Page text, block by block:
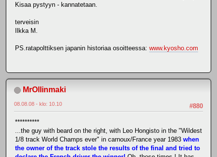
Kisaa pystyyn - kannatetaan.
terveisin
Ilkka M.
PS.ratapolttiksen japanin historiaa osoitteessa: www.kyosho.com
MrOllinmaki
#880
08.08.08 - klo: 10.10
**********
...the guy with beard on the right, with Leo Hongisto in the "Wildest
1/8 track World Champs ever" in carnoux/France year 1983 when
the owner of the track stole the results of the final and tried to